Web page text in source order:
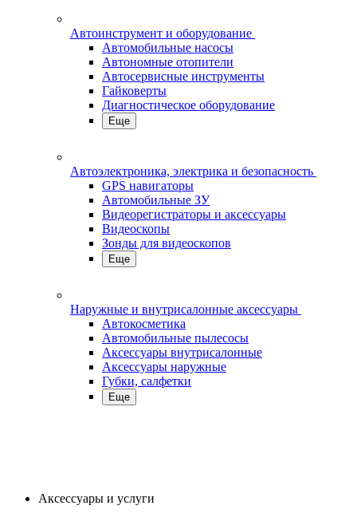
Автоинструмент и оборудование
Автомобильные насосы
Автономные отопители
Автосервисные инструменты
Гайковерты
Диагностическое оборудование
Еще
Автоэлектроника, электрика и безопасность
GPS навигаторы
Автомобильные ЗУ
Видеорегистраторы и аксессуары
Видеоскопы
Зонды для видеоскопов
Еще
Наружные и внутрисалонные аксессуары
Автокосметика
Автомобильные пылесосы
Аксесcуары внутрисалонные
Аксессуары наружные
Губки, салфетки
Еще
Аксессуары и услуги